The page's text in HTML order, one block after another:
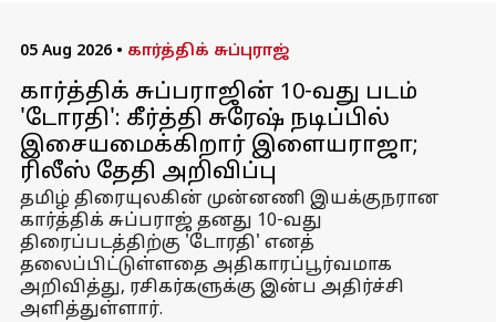
05 Aug 2026 • கார்த்திக் சுப்புராஜ்
கார்த்திக் சுப்பராஜின் 10-வது படம்
'டோரதி': கீர்த்தி சுரேஷ் நடிப்பில்
இசையமைக்கிறார் இளையராஜா;
ரிலீஸ் தேதி அறிவிப்பு
தமிழ் திரையுலகின் முன்னணி இயக்குநரான
கார்த்திக் சுப்பராஜ் தனது 10-வது
திரைப்படத்திற்கு 'டோரதி' எனத்
தலைப்பிட்டுள்ளதை அதிகாரப்பூர்வமாக
அறிவித்து, ரசிகர்களுக்கு இன்ப அதிர்ச்சி
அளித்துள்ளார்.